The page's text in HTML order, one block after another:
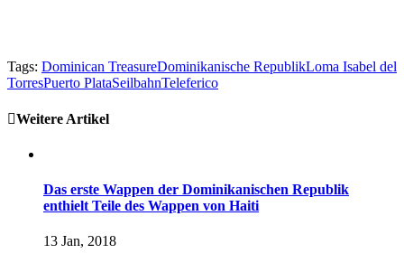
Tags: Dominican TreasureDominikanische RepublikLoma Isabel del
TorresPuerto PlataSeilbahnTeleferico
Weitere Artikel
Das erste Wappen der Dominikanischen Republik
enthielt Teile des Wappen von Haiti
13 Jan, 2018